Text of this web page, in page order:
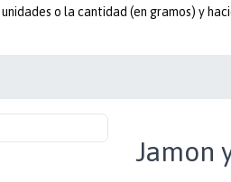
o la cantidad (en gramos) y
Jamon